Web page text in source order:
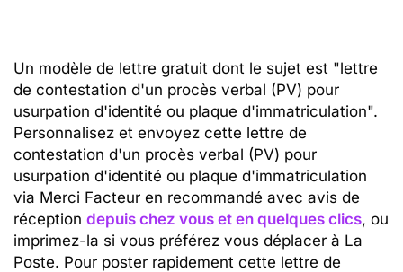
Un modèle de lettre gratuit dont le sujet est "lettre
de contestation d'un procès verbal (PV) pour
usurpation d'identité ou plaque d'immatriculation".
Personnalisez et envoyez cette lettre de
contestation d'un procès verbal (PV) pour
usurpation d'identité ou plaque d'immatriculation
via Merci Facteur en recommandé avec avis de
réception depuis chez vous et en quelques clics, ou
imprimez-la si vous préférez vous déplacer à La
Poste. Pour poster rapidement cette lettre de